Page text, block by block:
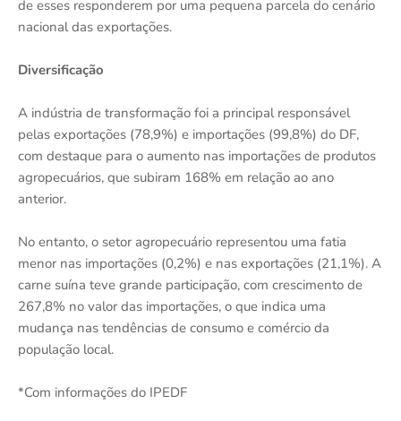
de esses responderem por uma pequena parcela do cenário
nacional das exportações.
Diversificação
A indústria de transformação foi a principal responsável
pelas exportações (78,9%) e importações (99,8%) do DF,
com destaque para o aumento nas importações de produtos
agropecuários, que subiram 168% em relação ao ano
anterior.
No entanto, o setor agropecuário representou uma fatia
menor nas importações (0,2%) e nas exportações (21,1%). A
carne suína teve grande participação, com crescimento de
267,8% no valor das importações, o que indica uma
mudança nas tendências de consumo e comércio da
população local.
*Com informações do IPEDF